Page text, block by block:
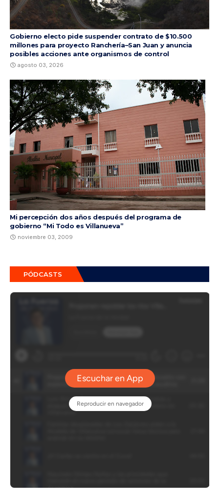
Gobierno electo pide suspender contrato de $10.500
millones para proyecto Ranchería–San Juan y anuncia
posibles acciones ante organismos de control
agosto 03, 2026
Mi percepción dos años después del programa de
gobierno “Mi Todo es Villanueva”
noviembre 03, 2009
PÓDCASTS